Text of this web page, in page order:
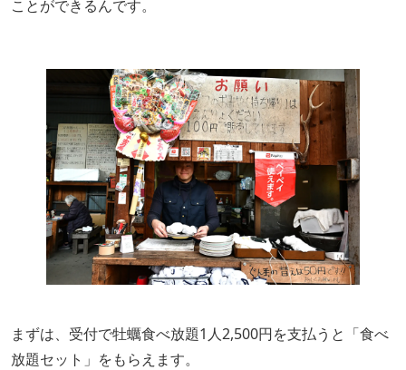
ことができるんです。
まずは、受付で牡蠣食べ放題1人2,500円を支払うと「食べ
放題セット」をもらえます。